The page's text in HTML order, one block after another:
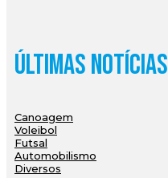
Últimas Notícias
Canoagem
Voleibol
Futsal
Automobilismo
Diversos